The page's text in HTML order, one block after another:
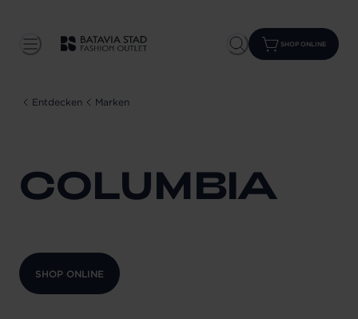
SHOP ONLINE
Entdecken Marken
COLUMBIA
SHOP ONLINE